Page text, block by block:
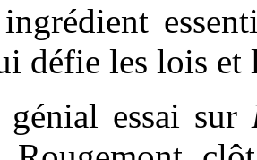
défie les lois et
génial essai sur